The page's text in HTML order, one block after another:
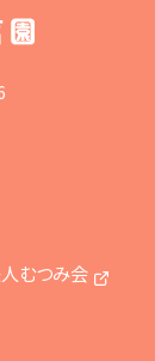
むつみ会